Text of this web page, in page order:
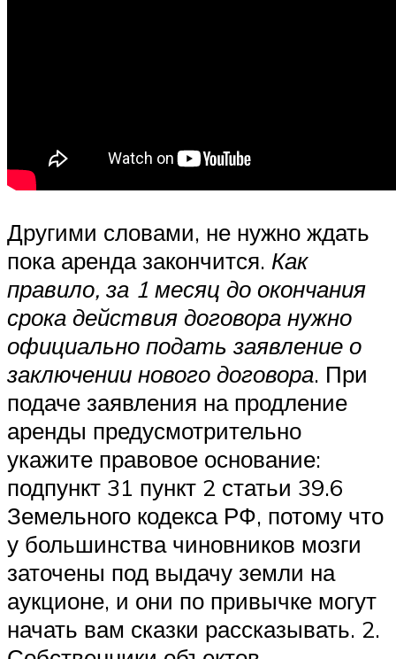
Другими словами, не нужно ждать
пока аренда закончится. Как
правило, за 1 месяц до окончания
срока действия договора нужно
официально подать заявление о
заключении нового договора. При
подаче заявления на продление
аренды предусмотрительно
укажите правовое основание:
подпункт 31 пункт 2 статьи 39.6
Земельного кодекса РФ, потому что
у большинства чиновников мозги
заточены под выдачу земли на
аукционе, и они по привычке могут
начать вам сказки рассказывать. 2.